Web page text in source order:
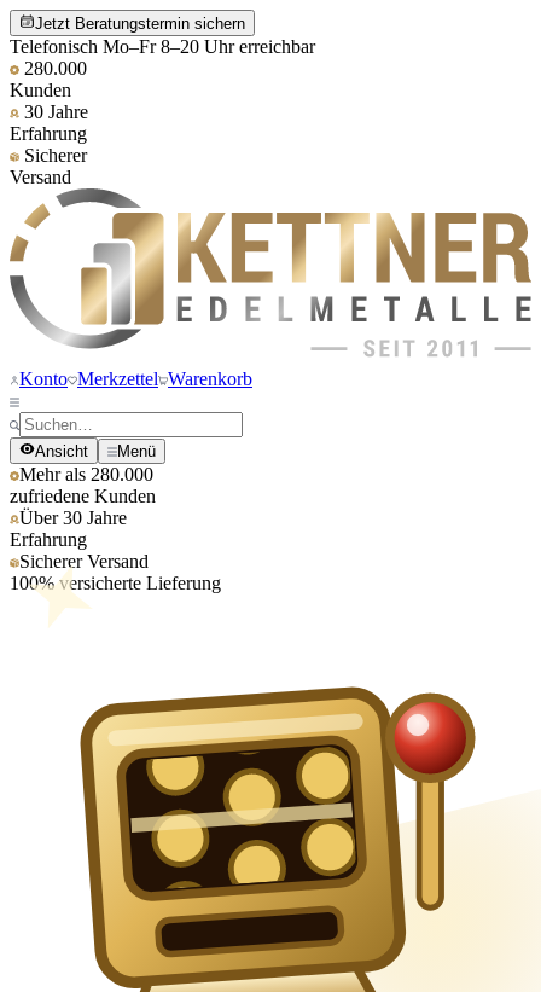
Jetzt Beratungstermin sichern
Telefonisch Mo–Fr 8–20 Uhr erreichbar
280.000
Kunden
30 Jahre
Erfahrung
Sicherer
Versand
Konto Merkzettel Warenkorb
Ansicht Menü
Mehr als 280.000
zufriedene Kunden
Über 30 Jahre
Erfahrung
Sicherer Versand
100% versicherte Lieferung